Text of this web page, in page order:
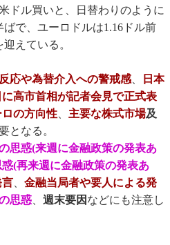
ドル買いと、日替わりのように
で、ユーロドルは1.16ドル前
えている。
応や為替介入への警戒感、
日本
高市首相が記者会見で正式表
の方向性、 主要な株式市場及
となる。
思惑(来週に金融政策の発表あ
(再来週に金融政策の発表あ
言、 金融当局者や要人による発
思惑、 週末要因 などにも注意し